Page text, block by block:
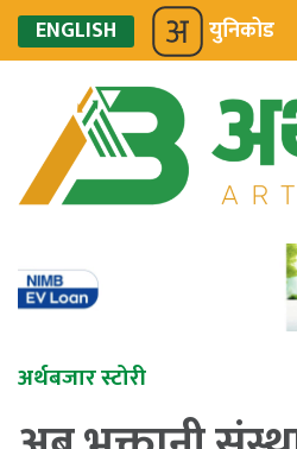
ENGLISH युनिकोड
अर्थबजार स्टोरी